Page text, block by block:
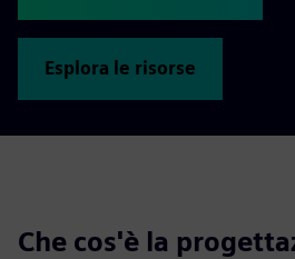
Esplora le risorse
Che cos'è la